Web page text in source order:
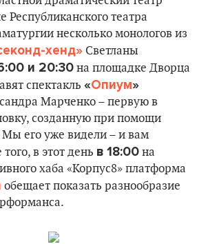
Республиканского театра
несколько монологов из
хенд» Светланы
и 20:30 на площадке Дворца
спектакль «Опиум»
Марченко – первую в
созданную при помощи
его уже видели – и вам
в этот день в 18:00 на
хаба «Корпус8» платформа
обещает показать разнообразие